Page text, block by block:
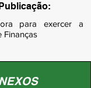
para exercer a
Finanças